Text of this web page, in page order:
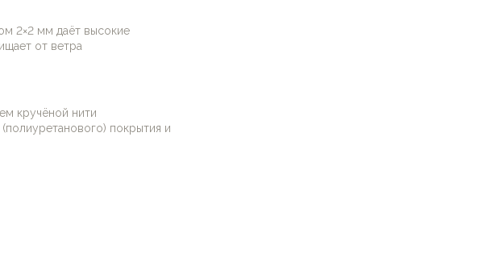
фактуре ткани, они
всё, что облегчает
артикулированные
продуман, исполнен
2×2 мм даёт высокие
от ветра
кручёной нити
покрытия и